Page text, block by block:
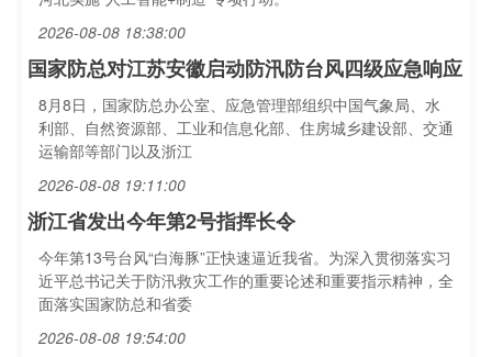
2026-08-08 18:38:00
国家防总对江苏安徽启动防汛防台风四级应急响应
8月8日，国家防总办公室、应急管理部组织中国气象局、水
利部、自然资源部、工业和信息化部、住房城乡建设部、交通
运输部等部门以及浙江
2026-08-08 19:11:00
浙江省发出今年第2号指挥长令
今年第13号台风“白海豚”正快速逼近我省。为深入贯彻落实习
近平总书记关于防汛救灾工作的重要论述和重要指示精神，全
面落实国家防总和省委
2026-08-08 19:54:00